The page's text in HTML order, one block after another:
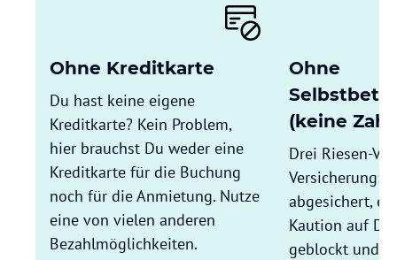
Ohne Kreditkarte
Du hast keine eigene
Kreditkarte? Kein Problem,
hier brauchst Du weder eine
Kreditkarte für die Buchung
noch für die Anmietung. Nutze
eine von vielen anderen
Bezahlmöglichkeiten.
Ohne
(keine
Drei Riesen-
Versicherung:
abgesichert,
Kaution auf
geblockt und